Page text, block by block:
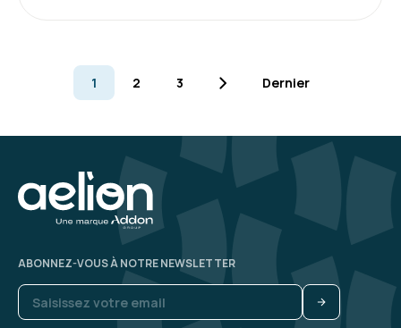
1 2 3 Dernier
ABONNEZ-VOUS À NOTRE NEWSLETTER